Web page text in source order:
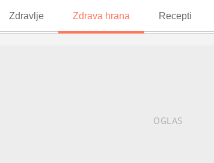
Zdravlje Zdrava hrana Recepti